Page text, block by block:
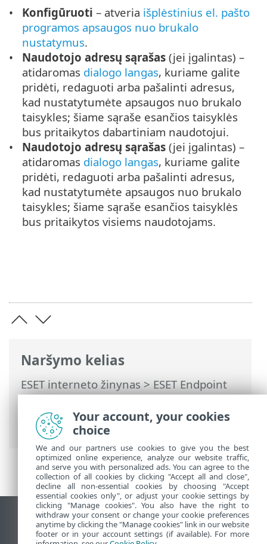
Naršymo kelias
ESET interneto žinynas>ESET Endpoint
Security>Naudojant „ESET Endpoint
Security“
>Nustatymai> Saitynas ir el.
paštas
Konfigūruoti – atveria išplėstinius el. pašto
programos apsaugos nuo brukalo
nustatymus.
Naudotojo adresų sąrašas (jei įgalintas) –
atidaromas dialogo langas, kuriame galite
pridėti, redaguoti arba pašalinti adresus,
kad nustatytumėte apsaugos nuo brukalo
taisykles; šiame sąraše esančios taisyklės
bus pritaikytos dabartiniam naudotojui.
Naudotojo adresų sąrašas (jei įgalintas) –
atidaromas dialogo langas, kuriame galite
pridėti, redaguoti arba pašalinti adresus,
kad nustatytumėte apsaugos nuo brukalo
taisykles; šiame sąraše esančios taisyklės
bus pritaikytos visiems naudotojams.
Rodyti darbalaukio tinklavietę
End of Life
Your account, your cookies
choice
We and our partners use cookies to give you the best
optimized online experience, analyze our website traffic,
and serve you with personalized ads. You can agree to the
collection of all cookies by clicking "Accept all and close",
decline all non-essential cookies by choosing "Accept
essential cookies only", or adjust your cookie settings by
clicking "Manage cookies". You also have the right to
withdraw your consent or change your cookie preferences
anytime by clicking the "Manage cookies" link in our website
footer or in your account settings (if available). For more